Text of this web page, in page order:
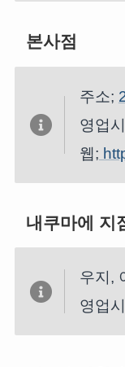
본사점
주소;
영업
웹;
내쿠마에 지
우지,
영업